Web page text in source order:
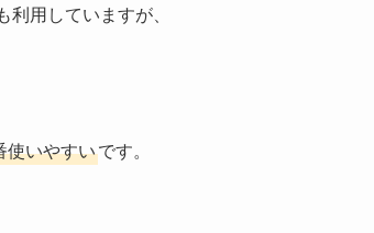
利用していますが、
使いやすいです。